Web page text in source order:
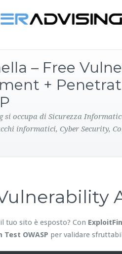
– Free
+
si occupa di Sicurezza
informatici, Cyber Security,
tuo sito è esposto? Con
OWASP per validare